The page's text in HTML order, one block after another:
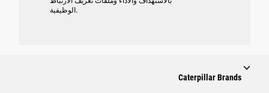
الوظيفية.
Caterpillar Brands